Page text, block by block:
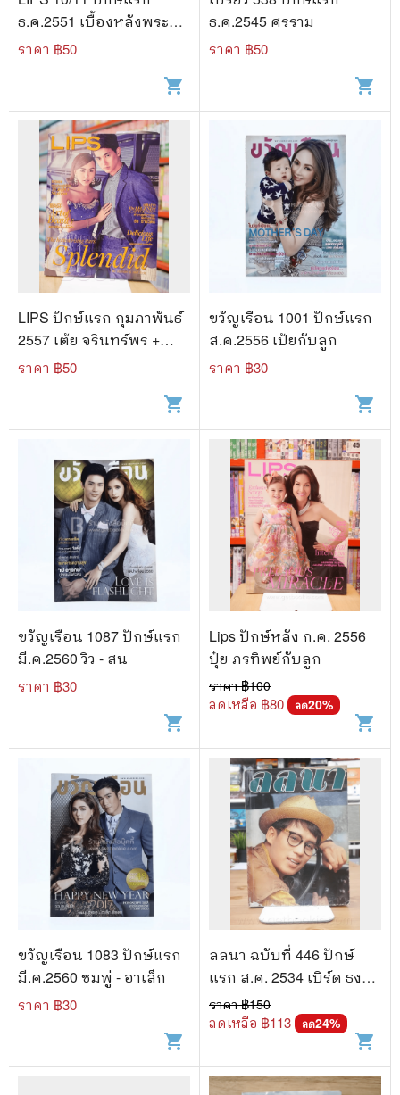
ธ.ค.2551 เบื้องหลังพระ
ราชพิธีราชภิเษกกษัตริย์
ราคา ฿50
shopping_cart
ธ.ค.2545 ศรราม
ราคา ฿50
shopping_cart
LIPS ปักษ์แรก กุมภาพันธ์
2557 เต้ย จรินทร์พร +
เจมส์ จิรายุ
ราคา ฿50
shopping_cart
ขวัญเรือน 1001 ปักษ์แรก
ส.ค.2556 เป้ยกับลูก
ราคา ฿30
shopping_cart
ขวัญเรือน 1087 ปักษ์แรก
มี.ค.2560 วิว - สน
ราคา ฿30
shopping_cart
Lips ปักษ์หลัง ก.ค. 2556
ปุ๋ย ภรทิพย์กับลูก
ราคา ฿100
ลดเหลือ ฿80 ลด20%
shopping_cart
ขวัญเรือน 1083 ปักษ์แรก
มี.ค.2560 ชมพู่ - อาเล็ก
ราคา ฿30
shopping_cart
ลลนา ฉบับที่ 446 ปักษ์
แรก ส.ค. 2534 เบิร์ด ธง
ไชย
ราคา ฿150
ลดเหลือ ฿113 ลด24%
shopping_cart